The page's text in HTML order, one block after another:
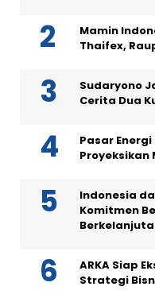
Mamin
Thaifex,
Sudaryono
Cerita Dua
Pasar
Proyeksikan
Indonesia
Komitmen
ARKA Siap
Strategi